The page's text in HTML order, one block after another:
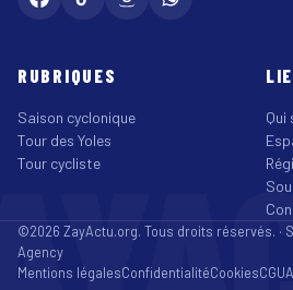
RUBRIQUES
Saison cyclonique
Tour des Yoles
Tour cycliste
Qui
©2026 ZayActu.org. Tous droits réservés. ·
Agency
Mentions légalesConfidentialitéCookiesCGU